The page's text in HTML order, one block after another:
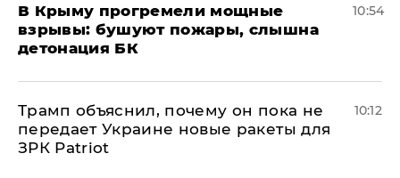
В Крыму прогремели мощные
взрывы: бушуют пожары, слышна
детонация БК
10:54
Трамп объяснил, почему он пока не
передает Украине новые ракеты для
ЗРК Patriot
10:12